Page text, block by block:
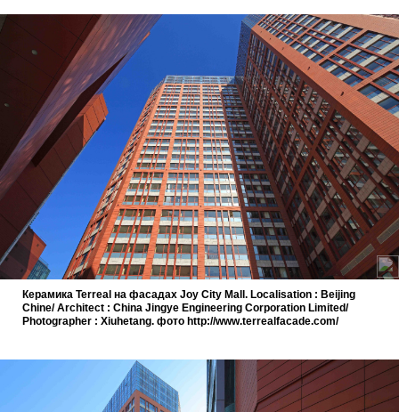
Керамика Terreal на фасадах Joy City Mall. Localisation : Beijing
Chine/ Architect : China Jingye Engineering Corporation Limited/
Photographer : Xiuhetang. фото http://www.terrealfacade.com/